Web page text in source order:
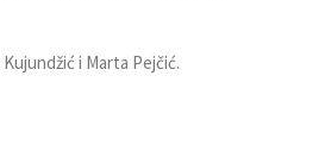
i Marta Pejčić.